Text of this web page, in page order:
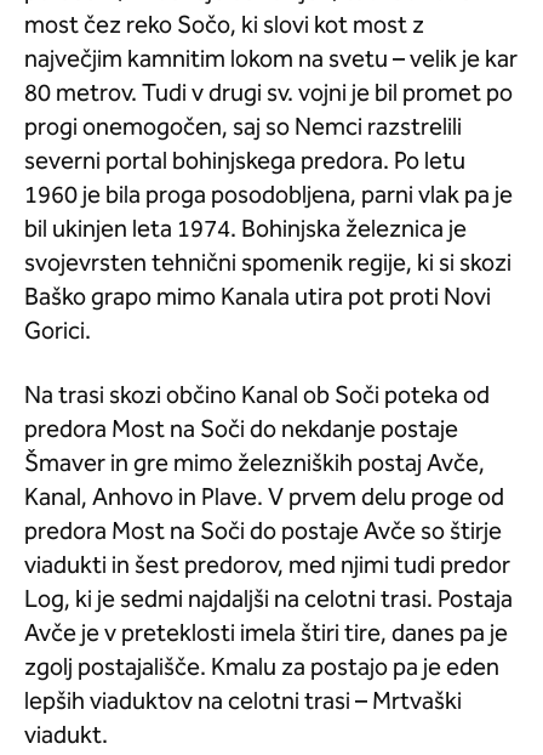
most čez reko Sočo, ki slovi kot most z
največjim kamnitim lokom na svetu – velik je kar
80 metrov. Tudi v drugi sv. vojni je bil promet po
progi onemogočen, saj so Nemci razstrelili
severni portal bohinjskega predora. Po letu
1960 je bila proga posodobljena, parni vlak pa je
bil ukinjen leta 1974. Bohinjska železnica je
svojevrsten tehnični spomenik regije, ki si skozi
Baško grapo mimo Kanala utira pot proti Novi
Gorici.
Na trasi skozi občino Kanal ob Soči poteka od
predora Most na Soči do nekdanje postaje
Šmaver in gre mimo železniških postaj Avče,
Kanal, Anhovo in Plave. V prvem delu proge od
predora Most na Soči do postaje Avče so štirje
viadukti in šest predorov, med njimi tudi predor
Log, ki je sedmi najdaljši na celotni trasi. Postaja
Avče je v preteklosti imela štiri tire, danes pa je
zgolj postajališče. Kmalu za postajo pa je eden
lepših viaduktov na celotni trasi – Mrtvaški
viadukt.